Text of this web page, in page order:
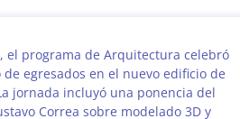
el programa de Arquitectura celebró
egresados en el nuevo edificio de
jornada incluyó una ponencia del
Correa sobre modelado 3D y